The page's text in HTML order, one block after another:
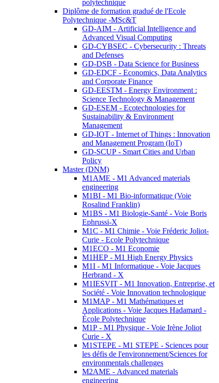
polytechnique
Diplôme de formation gradué de l'Ecole
Polytechnique -MSc&T
GD-AIM - Artificial Intelligence and
Advanced Visual Computing
GD-CYBSEC - Cybersecurity : Threats
and Defenses
GD-DSB - Data Science for Business
GD-EDCF - Economics, Data Analytics
and Corporate Finance
GD-EESTM - Energy Environment :
Science Technology & Management
GD-ESEM - Ecotechnologies for
Sustainability & Environment
Management
GD-IOT - Internet of Things : Innovation
and Management Program (IoT)
GD-SCUP - Smart Cities and Urban
Policy
Master (DNM)
M1AME - M1 Advanced materials
engineering
M1BI - M1 Bio-informatique (Voie
Rosalind Franklin)
M1BS - M1 Biologie-Santé - Voie Boris
Ephrussi-X
M1C - M1 Chimie - Voie Fréderic Joliot-
Curie - Ecole Polytechnique
M1ECO - M1 Economie
M1HEP - M1 High Energy Physics
M1I - M1 Informatique - Voie Jacques
Herbrand - X
M1IESVIT - M1 Innovation, Entreprise, et
Société - Voie Innovation technologique
M1MAP - M1 Mathématiques et
Applications - Voie Jacques Hadamard -
École Polytechnique
M1P - M1 Physique - Voie Irène Joliot
Curie - X
M1STEPE - M1 STEPE - Sciences pour
les défis de l'environnement/Sciences for
environmentals challenges
M2AME - Advanced materials
engineering